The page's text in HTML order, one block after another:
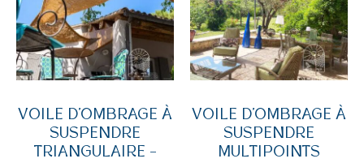
VOILE D’OMBRAGE À
SUSPENDRE
TRIANGULAIRE –
VOILE D’OMBRAGE À
SUSPENDRE
MULTIPOINTS